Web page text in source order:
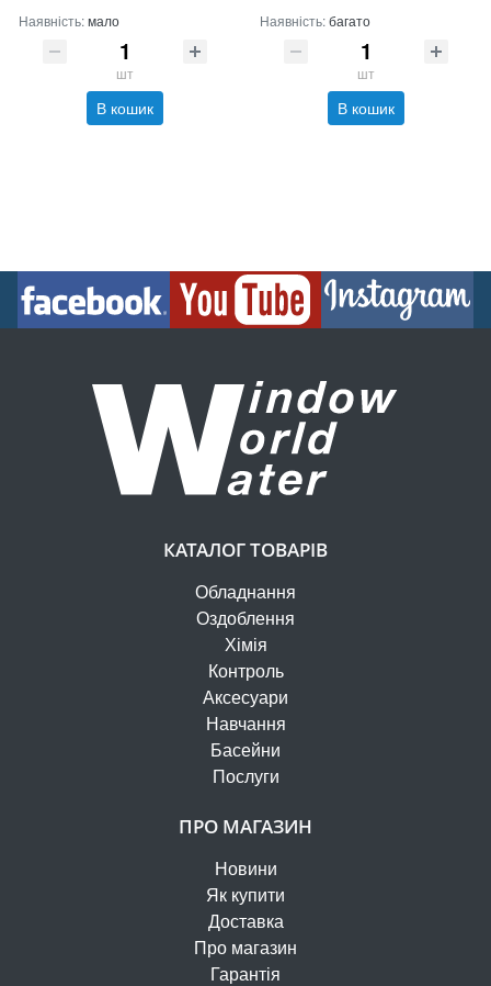
Наявність:мало
шт
В кошик
Наявність:багато
шт
В кошик
КАТАЛОГ ТОВАРІВ
Обладнання
Оздоблення
Хімія
Контроль
Аксесуари
Навчання
Басейни
Послуги
ПРО МАГАЗИН
Новини
Як купити
Доставка
Про магазин
Гарантія